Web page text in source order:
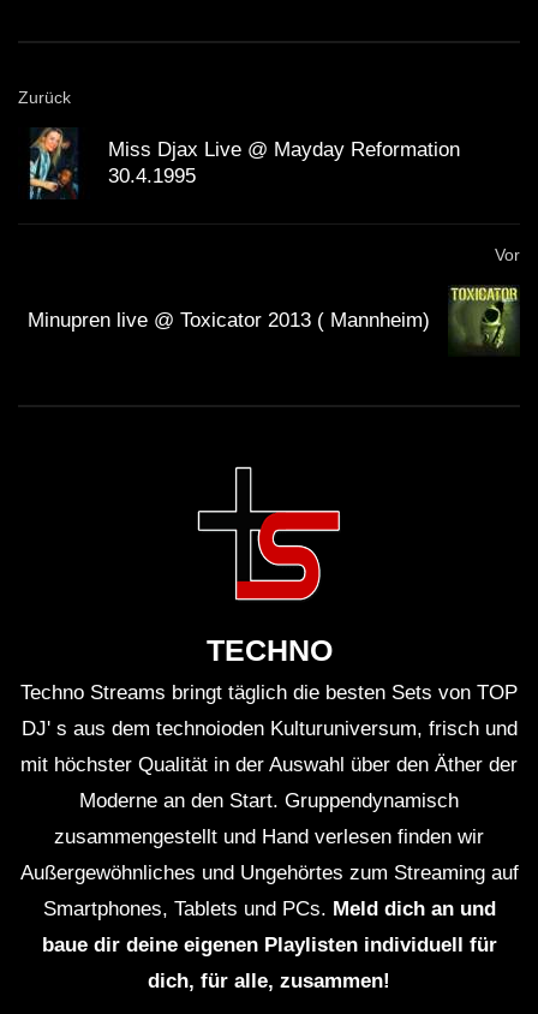
Zurück
Miss Djax Live @ Mayday Reformation
30.4.1995
Vor
Minupren live @ Toxicator 2013 ( Mannheim)
TECHNO
Techno Streams bringt täglich die besten Sets von TOP
DJ' s aus dem technoioden Kulturuniversum, frisch und
mit höchster Qualität in der Auswahl über den Äther der
Moderne an den Start. Gruppendynamisch
zusammengestellt und Hand verlesen finden wir
Außergewöhnliches und Ungehörtes zum Streaming auf
Smartphones, Tablets und PCs. Meld dich an und
baue dir deine eigenen Playlisten individuell für
dich, für alle, zusammen!